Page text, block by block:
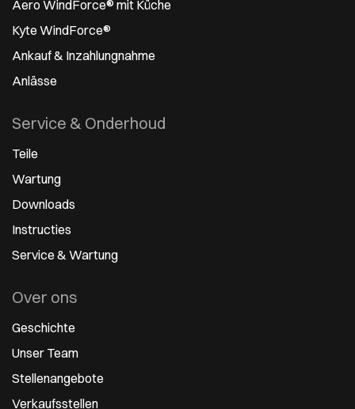
Aero WindForce® mit Küche
Kyte WindForce®
Ankauf & Inzahlungnahme
Anlässe
Service & Onderhoud
Teile
Wartung
Downloads
Instructies
Service & Wartung
Over ons
Geschichte
Unser Team
Stellenangebote
Verkaufsstellen